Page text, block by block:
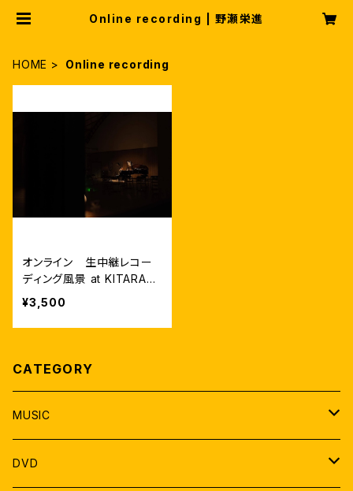
Online recording | 野瀬栄進
HOME Online recording
オンライン 生中継レコー
ディング風景 at KITARA20
2010/31 （あとでもみれま
す）
¥3,500
CATEGORY
MUSIC
SOLO
DVD